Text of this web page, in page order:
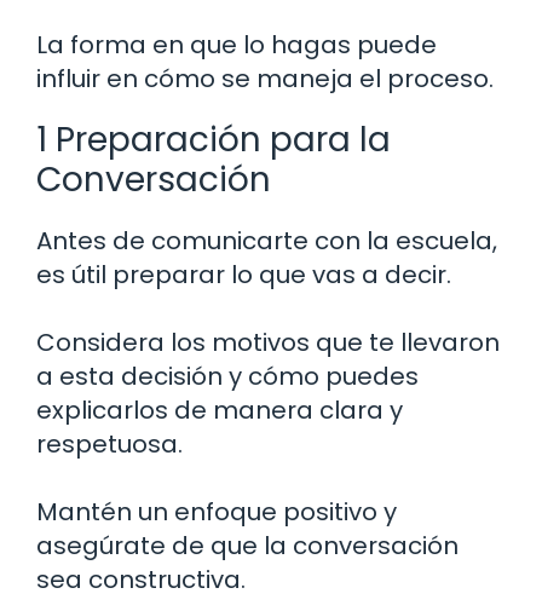
La forma en que lo hagas puede
influir en cómo se maneja el proceso.
1 Preparación para la
Conversación
Antes de comunicarte con la escuela,
es útil preparar lo que vas a decir.
Considera los motivos que te llevaron
a esta decisión y cómo puedes
explicarlos de manera clara y
respetuosa.
Mantén un enfoque positivo y
asegúrate de que la conversación
sea constructiva.